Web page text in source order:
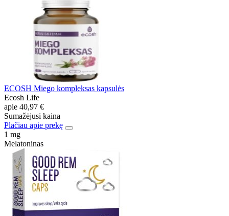
ECOSH Miego kompleksas kapsulės
Ecosh Life
apie 40,97 €
Sumažėjusi kaina
Plačiau apie prekę
1 mg
Melatoninas